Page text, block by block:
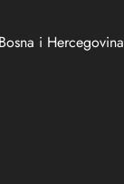
i Hercegovina